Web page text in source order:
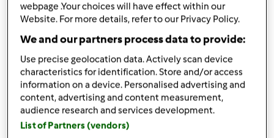
Ingredientes
Doce de Goiaba com marmelo
600gmarmelos
200ggoiabas
webpage .Your choices will have effect within our
Website. For more details, refer to our Privacy Policy.
We and our partners process data to provide:
Use precise geolocation data. Actively scan device
characteristics for identification. Store and/or access
information on a device. Personalised advertising and
content, advertising and content measurement,
audience research and services development.
List of Partners (vendors)